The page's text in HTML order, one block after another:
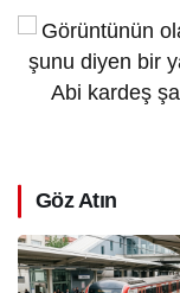
Göz Atın